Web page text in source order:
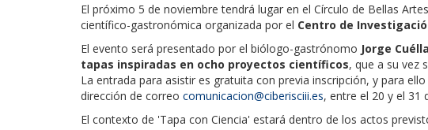
El próximo 5 de noviembre tendrá lugar en el Círculo de Bellas
científico-gastronómica organizada por el Centro de
El evento será presentado por el biólogo-gastrónomo Jorge
tapas inspiradas en ocho proyectos científicos, que a su vez
La entrada para asistir es gratuita con previa inscripción, y para
dirección de correo comunicacion@ciberisciii.es, entre el 20 y el 31
El contexto de 'Tapa con Ciencia' estará dentro de los actos